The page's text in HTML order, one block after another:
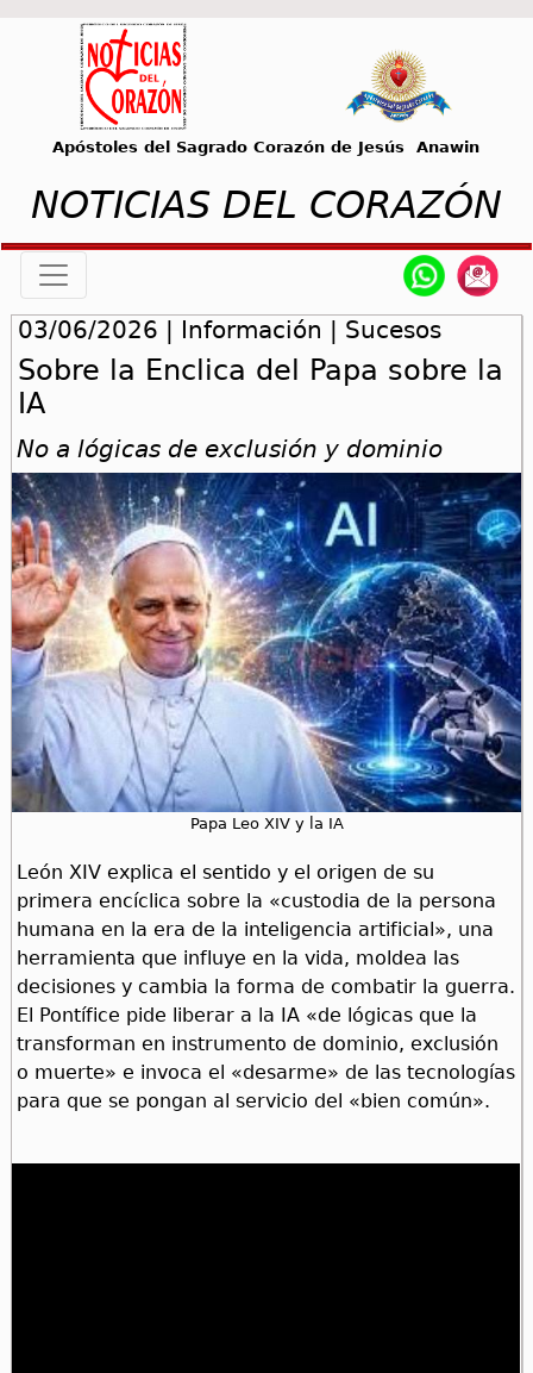
Apóstoles del Sagrado Corazón de Jesús Anawin
NOTICIAS DEL CORAZÓN
03/06/2026 | Información | Sucesos
Sobre la Enclica del Papa sobre la
IA
No a lógicas de exclusión y dominio
Papa Leo XIV y la IA
León XIV explica el sentido y el origen de su
primera encíclica sobre la «custodia de la persona
humana en la era de la inteligencia artificial», una
herramienta que influye en la vida, moldea las
decisiones y cambia la forma de combatir la guerra.
El Pontífice pide liberar a la IA «de lógicas que la
transforman en instrumento de dominio, exclusión
o muerte» e invoca el «desarme» de las tecnologías
para que se pongan al servicio del «bien común».